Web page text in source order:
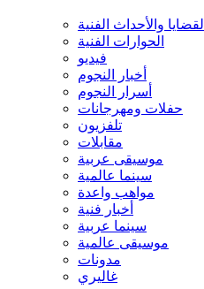
القضايا والأحداث الفنية
الحوارات الفنية
فيديو
أخبار النجوم
أسرار النجوم
حفلات ومهرجانات
تلفزيون
مقابلات
موسيقى عربية
سينما عالمية
مواهب واعدة
أخبار فنية
سينما عربية
موسيقى عالمية
مدونات
غاليري